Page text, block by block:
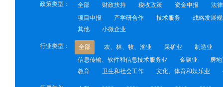
政策类型： 全部 财政扶持 税收政策 资金申报
法
项目申报
产学研合作 技术服务
战略发展
其他
小微企业
行业类型： 全部 农、林、牧、渔业 采矿业
制造业
信息传输、软件和信息技术服务业
金融业
房
教育
卫生和社会工作 文化、体育和娱乐业